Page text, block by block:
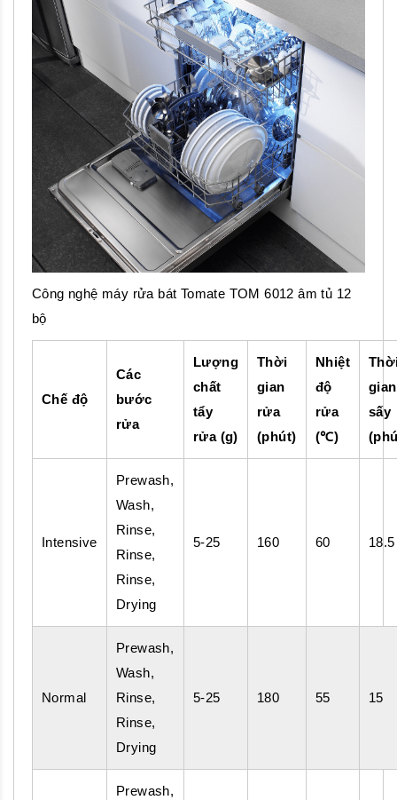
Công nghệ máy rửa bát Tomate TOM 6012 âm tủ 12
bộ
Chế độ
Các
bước
rửa
Lượng
chất
tẩy
rửa (g)
Thời
gian
rửa
(phút)
Nhiệt
độ
rửa
(℃)
gian
sấy
Intensive
Prewash,
Wash,
Rinse,
Rinse,
Rinse,
Drying
5-25 160 60 18.5
Normal
Prewash,
Wash,
Rinse,
Rinse,
Drying
5-25 180 55 15
Prewash,